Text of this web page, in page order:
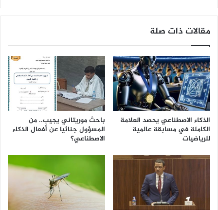
مقالات ذات صلة
الذكاء الاصطناعي يحصد العلامة
الكاملة في مسابقة عالمية
للرياضيات
باحث موريتاني يجيب.. من
المسؤول جنائيا عن أفعال الذكاء
الاصطناعي؟